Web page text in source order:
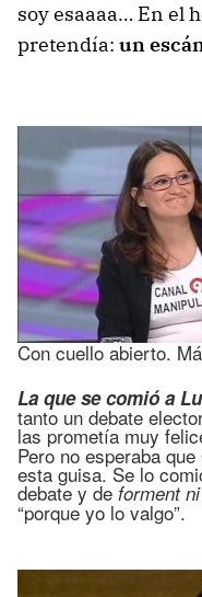
soy esaaaa… En el
pretendía: un
Con cuello abierto.
La que se comió a
tanto un debate
las prometía muy
Pero no esperaba
esta guisa. Se lo
debate y de forment
“porque yo lo valgo”.